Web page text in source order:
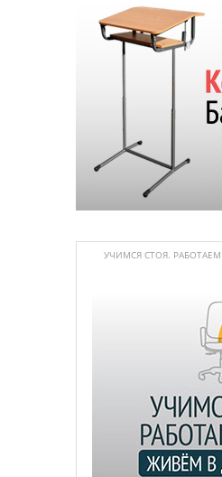
УЧИМСЯ СТОЯ.